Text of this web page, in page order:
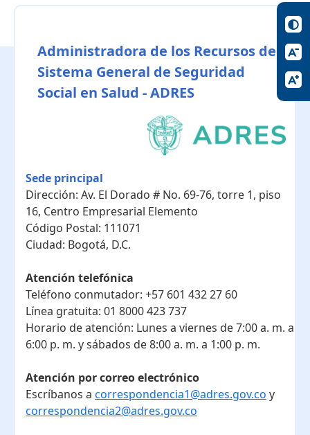
Administradora de los Recursos del
Sistema General de Seguridad
Social en Salud - ADRES
Sede principal
Dirección: Av. El Dorado # No. 69-76, torre 1, piso
16, Centro Empresarial Elemento
Código Postal: 111071
Ciudad: Bogotá, D.C.
Atención telefónica
Teléfono conmutador: +57 601 432 27 60
Línea gratuita: 01 8000 423 737
Horario de atención: Lunes a viernes de 7:00 a. m. a
6:00 p. m. y sábados de 8:00 a. m. a 1:00 p. m.
Atención por correo electrónico
Escríbanos a correspondencia1@adres.gov.co y
correspondencia2@adres.gov.co